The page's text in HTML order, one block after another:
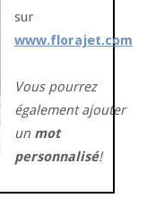
sur
www.florajet.com
Vous pourrez
également ajouter
un mot
personnalisé!